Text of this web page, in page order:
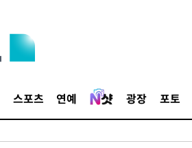
스포츠 연예 광장 포토